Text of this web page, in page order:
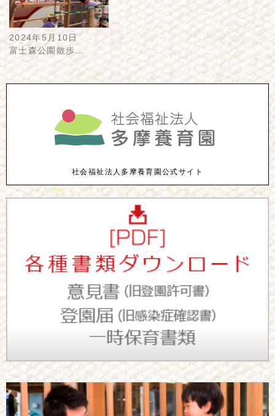
2024年5月10日
富士森公園散歩…
社会福祉法人多摩養育園公式サイト